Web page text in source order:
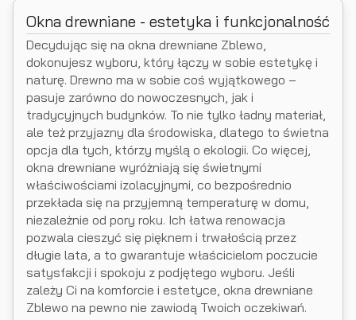
Okna drewniane - estetyka i funkcjonalność
Decydując się na okna drewniane Zblewo,
dokonujesz wyboru, który łączy w sobie estetykę i
naturę. Drewno ma w sobie coś wyjątkowego –
pasuje zarówno do nowoczesnych, jak i
tradycyjnych budynków. To nie tylko ładny materiał,
ale też przyjazny dla środowiska, dlatego to świetna
opcja dla tych, którzy myślą o ekologii. Co więcej,
okna drewniane wyróżniają się świetnymi
właściwościami izolacyjnymi, co bezpośrednio
przekłada się na przyjemną temperaturę w domu,
niezależnie od pory roku. Ich łatwa renowacja
pozwala cieszyć się pięknem i trwałością przez
długie lata, a to gwarantuje właścicielom poczucie
satysfakcji i spokoju z podjętego wyboru. Jeśli
zależy Ci na komforcie i estetyce, okna drewniane
Zblewo na pewno nie zawiodą Twoich oczekiwań.